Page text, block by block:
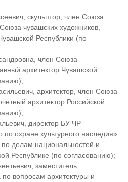
скульптор, член Союза
чувашских художников,
Республики (по
член Союза
архитектор Чувашской
архитектор, член Союза
архитектор Российской
директор БУ ЧР
по охране культурного наследия»
по делам национальностей и
Республике (по согласованию);
заместитель
по вопросам архитектуры и